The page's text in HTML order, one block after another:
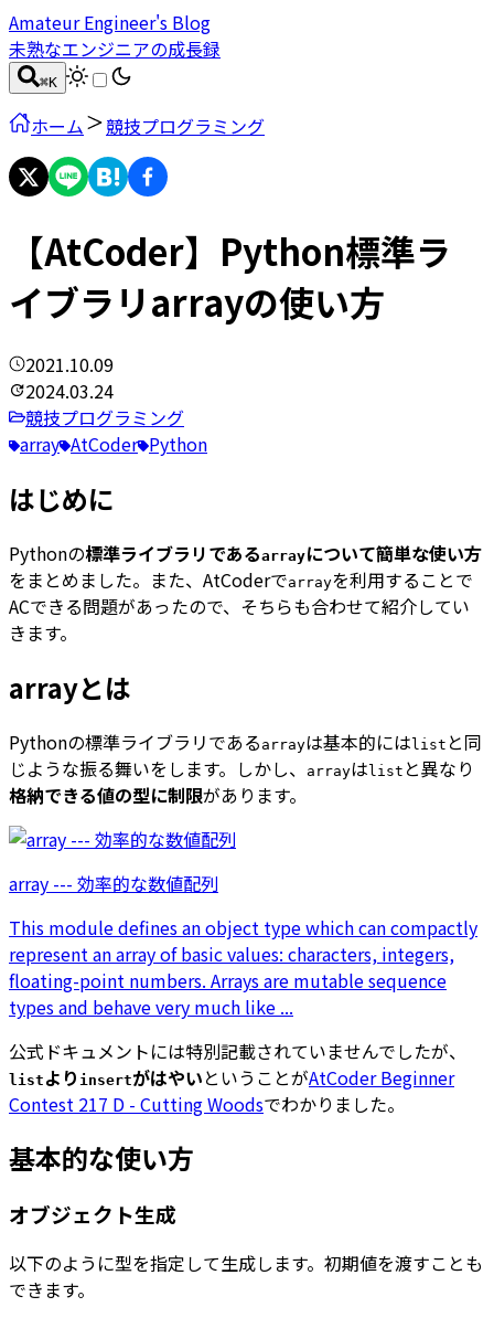
Amateur Engineer's Blog
未熟なエンジニアの成長録
⌘K
ホーム 競技プログラミング
【AtCoder】Python標準ラ
イブラリarrayの使い方
2021.10.09
2024.03.24
競技プログラミング
array AtCoder Python
はじめに
Pythonの標準ライブラリであるarrayについて簡単な使い方
をまとめました。また、AtCoderでarrayを利用することで
ACできる問題があったので、そちらも合わせて紹介してい
きます。
arrayとは
Pythonの標準ライブラリである arrayは基本的にはlist と同
じような振る舞いをします。しかし、
arrayはlist と異なり
格納できる値の型に制限があります。
array --- 効率的な数値配列
This module defines an object type which can compactly
represent an array of basic values: characters, integers,
floating-point numbers. Arrays are mutable sequence
types and behave very much like ...
公式ドキュメントには特別記載されていませんでしたが、
list より insertがはやいということがAtCoder Beginner
Contest 217 D - Cutting Woodsでわかりました。
基本的な使い方
オブジェクト生成
以下のように型を指定して生成します。初期値を渡すことも
できます。